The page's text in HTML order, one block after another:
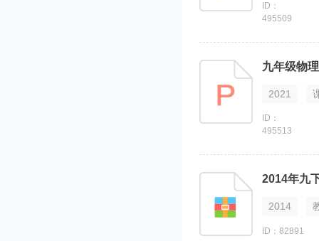
ID：
495509
2021
ID：
495513
2014年九
2014
ID：82891